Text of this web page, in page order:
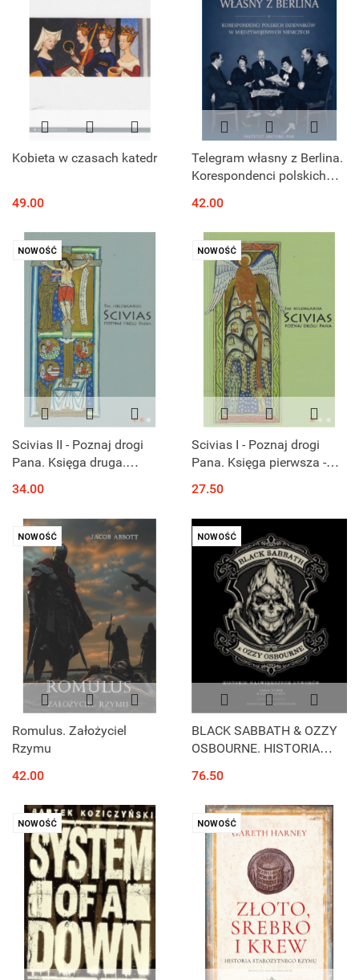
Kobieta w czasach katedr
49.00
Telegram własny z Berlina.
Korespondenci polskich
międzywojennych
Niemczech
42.00
NOWOŚĆ
Scivias II - Poznaj drogi
Pana. Księga druga.
Hildegarda z Bingen
34.00
NOWOŚĆ
Scivias I - Poznaj drogi
Pana. Księga pierwsza -
27.50
NOWOŚĆ
Romulus. Założyciel
Rzymu
42.00
NOWOŚĆ
BLACK SABBATH & OZZY
OSBOURNE. HISTORIA
UTWORÓW (oprawa
twarda)
76.50
NOWOŚĆ NOWOŚĆ